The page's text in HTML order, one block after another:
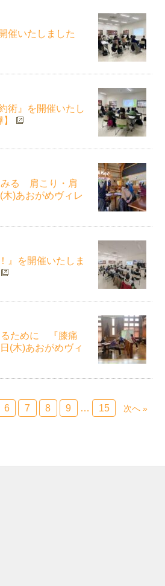
催いたしました
術』を開催いたし
みる 肩こり・肩
)あおがめヴィレ
』を開催いたしま
るために 『膝痛
(木)あおがめヴィ
6 7 8 9 … 15 次へ »